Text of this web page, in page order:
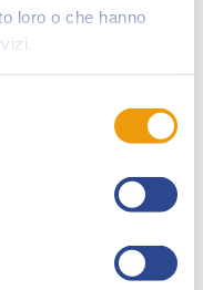
loro o che hanno
ed è
del webcomic
e colorista.
di cui fa
Buck Bradley e
& Games 2016 ha
edito da Tunuè.